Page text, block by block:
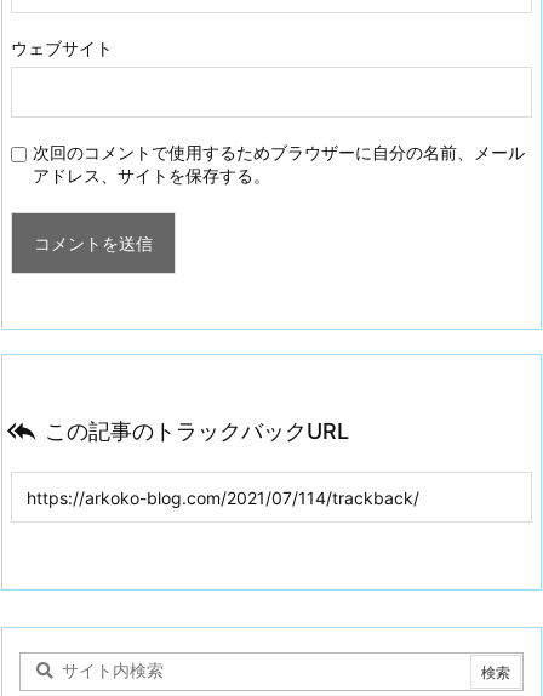
ウェブサイト
次回のコメントで使用するためブラウザーに自分の名前、メール
アドレス、サイトを保存する。
 この記事のトラックバックURL